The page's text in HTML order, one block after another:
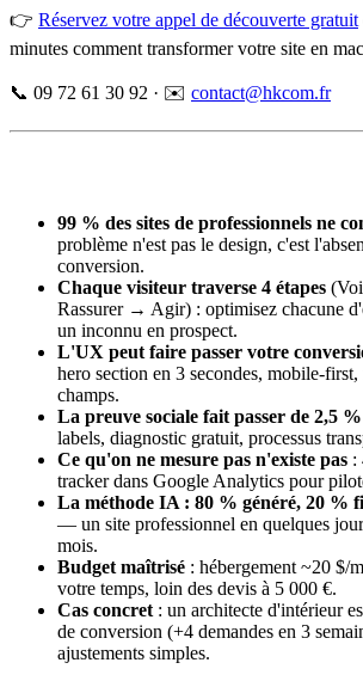
👉 Réservez votre appel de découverte gratuit
minutes comment transformer votre site en
📞 09 72 61 30 92 · ✉️ contact@hkcom.fr
99 % des sites de professionnels ne
problème n'est pas le design, c'est
conversion.
Chaque visiteur traverse 4 étapes
Rassurer → Agir) : optimisez chacune
un inconnu en prospect.
L'UX peut faire passer votre
hero section en 3 secondes, mobile-
champs.
La preuve sociale fait passer de 2,5
labels, diagnostic gratuit, processus
Ce qu'on ne mesure pas n'existe pas :
tracker dans Google Analytics pour
La méthode IA : 80 % généré, 20 %
— un site professionnel en quelques
mois.
Budget maîtrisé : hébergement ~20 $/
votre temps, loin des devis à 5 000 €.
Cas concret : un architecte d'intérieur
de conversion (+4 demandes en 3
ajustements simples.